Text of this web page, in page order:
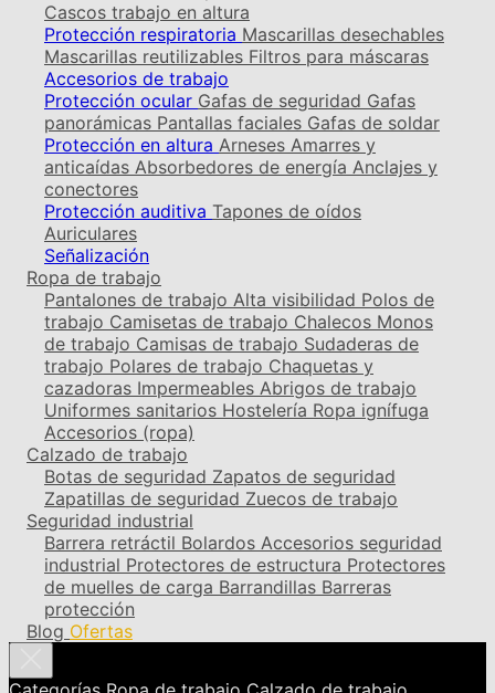
Cascos trabajo en altura
Protección respiratoria Mascarillas desechables
Mascarillas reutilizables Filtros para máscaras
Accesorios de trabajo
Protección ocular Gafas de seguridad Gafas
panorámicas Pantallas faciales Gafas de soldar
Protección en altura Arneses Amarres y
anticaídas Absorbedores de energía Anclajes y
conectores
Protección auditiva Tapones de oídos
Auriculares
Señalización
Ropa de trabajo
Pantalones de trabajo Alta visibilidad Polos de
trabajo Camisetas de trabajo Chalecos Monos
de trabajo Camisas de trabajo Sudaderas de
trabajo Polares de trabajo Chaquetas y
cazadoras Impermeables Abrigos de trabajo
Uniformes sanitarios Hostelería Ropa ignífuga
Accesorios (ropa)
Calzado de trabajo
Botas de seguridad Zapatos de seguridad
Zapatillas de seguridad Zuecos de trabajo
Seguridad industrial
Barrera retráctil Bolardos Accesorios seguridad
industrial Protectores de estructura Protectores
de muelles de carga Barrandillas Barreras
protección
Blog Ofertas